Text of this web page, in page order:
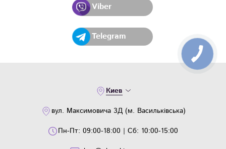
Viber
Telegram
Киев
вул. Максимовича 3Д (м. Васильківська)
Пн-Пт: 09:00-18:00 | Сб: 10:00-15:00